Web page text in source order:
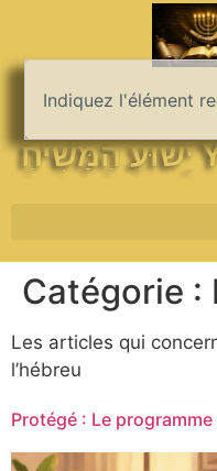
יֵשׁוּעַ הַמָּשִׁיחַ Yeshoua le Messie
Catégorie :
Les articles qui
l’hébreu
Protégé : Le